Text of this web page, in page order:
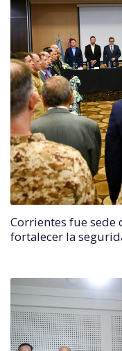
Corrientes fue sede
fortalecer la